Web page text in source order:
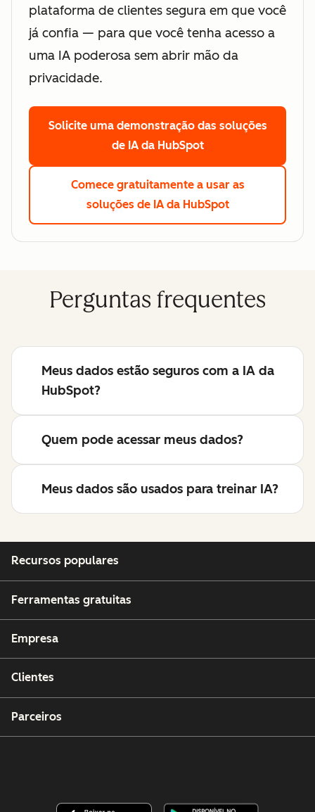
plataforma de clientes segura em que você
já confia — para que você tenha acesso a
uma IA poderosa sem abrir mão da
privacidade.
Solicite uma demonstração das soluções
de IA da HubSpot
Comece gratuitamente a usar as
soluções de IA da HubSpot
Perguntas frequentes
Meus dados estão seguros com a IA da
HubSpot?
Quem pode acessar meus dados?
Meus dados são usados para treinar IA?
Recursos populares
Ferramentas gratuitas
Empresa
Clientes
Parceiros